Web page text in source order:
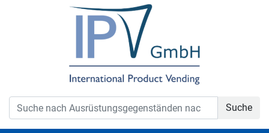
Suche